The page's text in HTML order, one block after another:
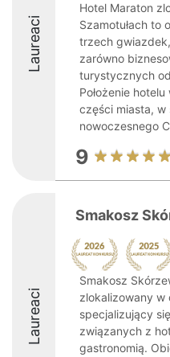
Laureaci
Hotel Maraton
Szamotułach to
trzech
zarówno
turystycznych
Położenie
części miasta, w
nowoczesnego
9
Laureaci
Smakosz
Smakosz
zlokalizowany w
specjalizujący
związanych z
gastronomią.